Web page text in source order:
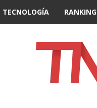
TECNOLOGÍA RANKING